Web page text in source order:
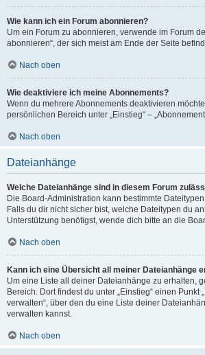
Wie kann ich ein Forum abonnieren?
Um ein Forum zu abonnieren, verwende im Forum
abonnieren“, der sich meist am Ende der Seite
Nach oben
Wie deaktiviere ich meine Abonnements?
Wenn du mehrere Abonnements deaktivieren
persönlichen Bereich unter „Einstieg“ –
Nach oben
Dateianhänge
Welche Dateianhänge sind in diesem Forum
Die Board-Administration kann bestimmte
Falls du dir nicht sicher bist, welche Dateitypen du
Unterstützung benötigst, wende dich bitte an die
Nach oben
Kann ich eine Übersicht all meiner Dateianhänge
Um eine Liste all deiner Dateianhänge zu erhalten,
Bereich. Dort findest du unter „Einstieg“ einen Punkt
verwalten“, über den du eine Liste deiner
verwalten kannst.
Nach oben